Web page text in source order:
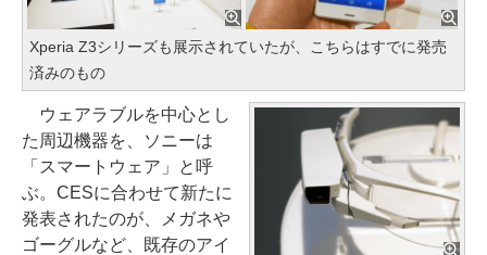
Xperia Z3シリーズも展示されていたが、こちらはすでに発売
済みのもの
ウェアラブルを中心とし
た周辺機器を、ソニーは
「スマートウェア」と呼
ぶ。CESに合わせて新たに
発表されたのが、メガネや
ゴーグルなど、既存のアイ